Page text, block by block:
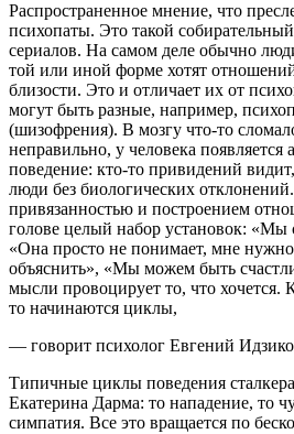
Распространенное мнение, что
психопаты. Это такой собирательный
сериалов. На самом деле обычно
той или иной форме хотят
близости. Это и отличает их от
могут быть разные, например,
(шизофрения). В мозгу что-то
неправильно, у человека появляется
поведение: кто-то привидений
люди без биологических
привязанностью и построением
голове целый набор установок: «Мы
«Она просто не понимает, мне нужно
объяснить», «Мы можем быть
мысли провоцирует то, что хочется.
то начинаются циклы,
— говорит психолог Евгений
Типичные циклы поведения
Екатерина Дарма: то нападение, то
симпатия. Все это вращается по